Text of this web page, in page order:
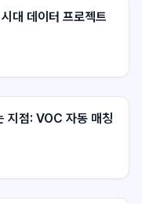
대 데이터 프로젝트
지점: VOC 자동 매칭